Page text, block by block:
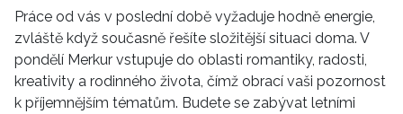
Práce od vás v poslední době vyžaduje hodně energie,
zvláště když současně řešíte složitější situaci doma. V
pondělí Merkur vstupuje do oblasti romantiky, radosti,
kreativity a rodinného života, čímž obrací vaši pozornost
k příjemnějším tématům. Budete se zabývat letními